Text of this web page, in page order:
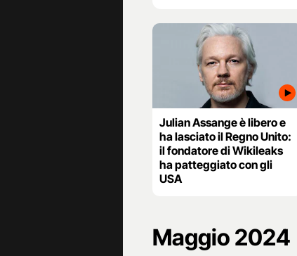
Julian Assange è libero e
ha lasciato il Regno Unito:
il fondatore di Wikileaks
ha patteggiato con gli
USA
Maggio 2024